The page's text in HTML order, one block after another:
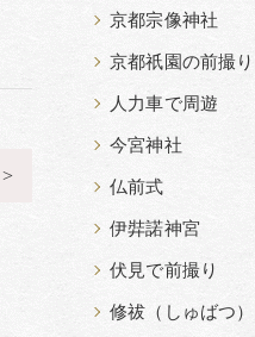
京都宗像神社
京都祇園の前撮り
人力車で周遊
今宮神社
仏前式
伊弉諾神宮
伏見で前撮り
修祓（しゅばつ）